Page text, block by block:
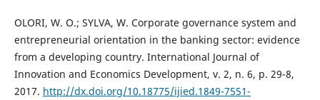
OLORI, W. O.; SYLVA, W. Corporate governance system and
entrepreneurial orientation in the banking sector: evidence
from a developing country. International Journal of
Innovation and Economics Development, v. 2, n. 6, p. 29-8,
2017. http://dx.doi.org/10.18775/ijied.1849-7551-